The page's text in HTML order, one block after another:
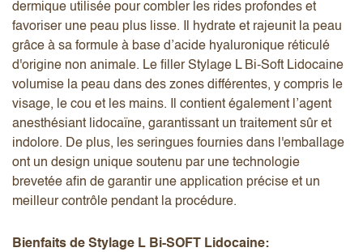
dermique utilisée pour combler les rides profondes et
favoriser une peau plus lisse. Il hydrate et rajeunit la peau
grâce à sa formule à base d’acide hyaluronique réticulé
d'origine non animale. Le filler Stylage L Bi-Soft Lidocaine
volumise la peau dans des zones différentes, y compris le
visage, le cou et les mains. Il contient également l’agent
anesthésiant lidocaïne, garantissant un traitement sûr et
indolore. De plus, les seringues fournies dans l'emballage
ont un design unique soutenu par une technologie
brevetée afin de garantir une application précise et un
meilleur contrôle pendant la procédure.
Bienfaits de Stylage L Bi-SOFT Lidocaine: